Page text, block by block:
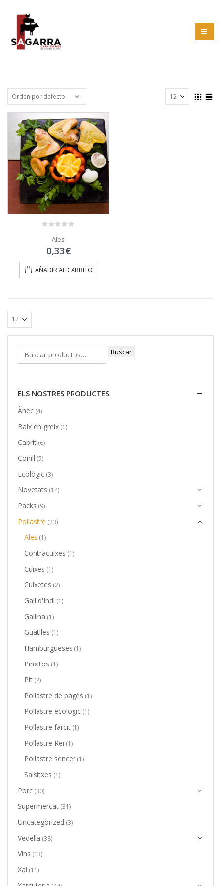
out
of
Ales
0,33€
AÑADIR AL CARRITO
Buscar
ELS NOSTRES PRODUCTES
Ànec (4)
Baix en greix (1)
Cabrit (6)
Conill (5)
Ecològic (3)
Novetats (14)
Packs (9)
Pollastre (23)
Ales (1)
Contracuixes (1)
Cuixes (1)
Cuixetes (2)
Gall d'Indi (1)
Gallina (1)
Guatlles (1)
Hamburgueses (1)
Pinxitos (1)
Pit (2)
Pollastre de pagès (1)
Pollastre ecològic (1)
Pollastre farcit (1)
Pollastre Rei (1)
Pollastre sencer (1)
Salsitxes (1)
Porc (30)
Supermercat (31)
Uncategorized (3)
Vedella (38)
Vins (13)
Xai (11)